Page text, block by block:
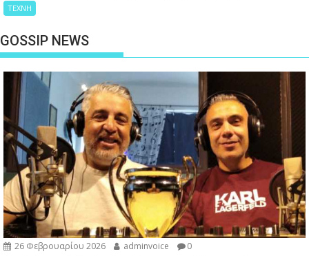
ΤΕΧΝΗ
GOSSIP NEWS
26 Φεβρουαρίου 2026 adminvoice 0